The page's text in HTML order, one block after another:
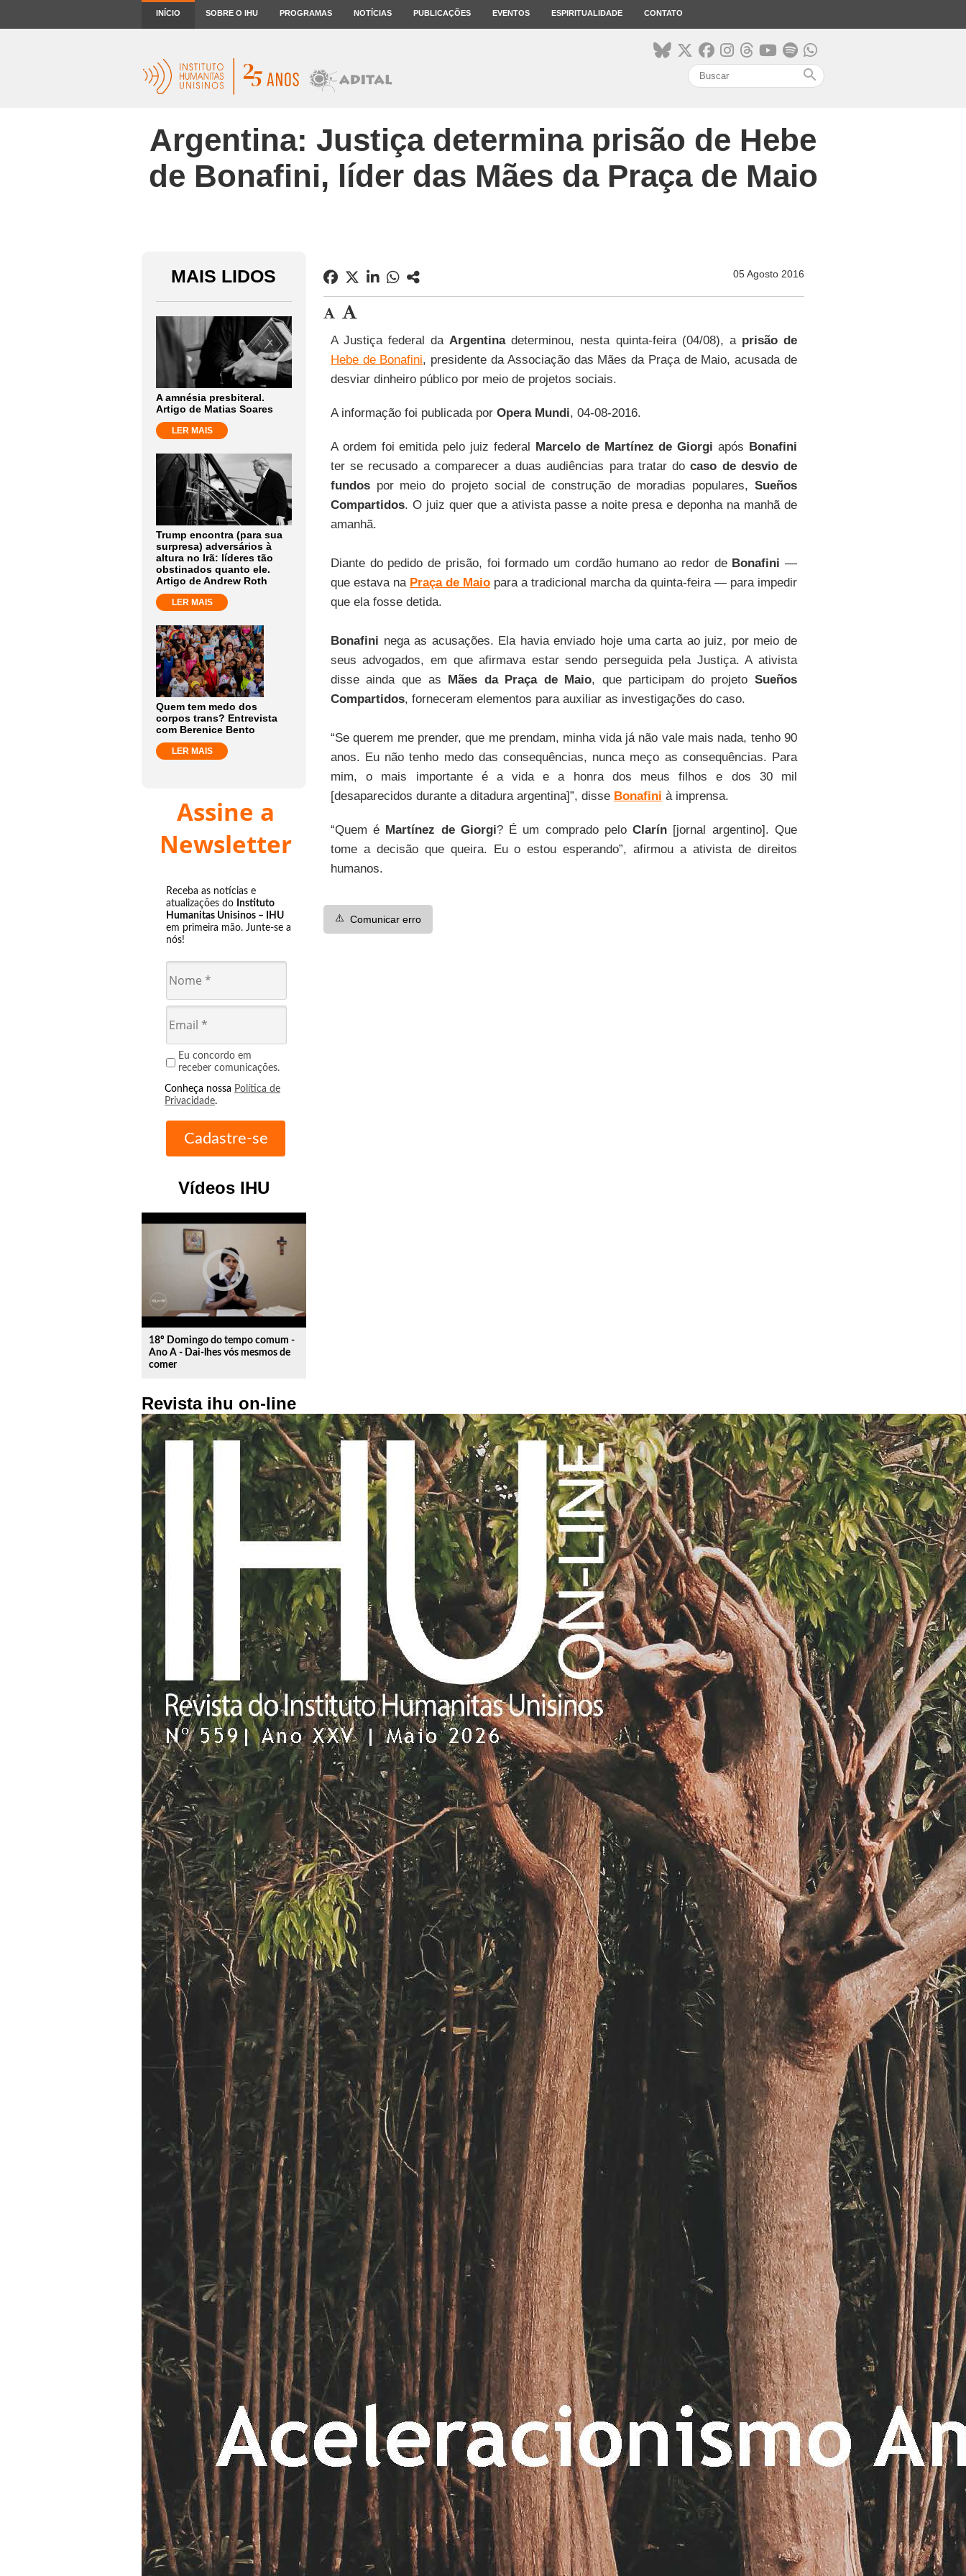
INÍCIO SOBRE O IHU PROGRAMAS NOTÍCIAS PUBLICAÇÕES EVENTOS ESPIRITUALIDADE CONTATO
search
Argentina: Justiça determina prisão de Hebe
de Bonafini, líder das Mães da Praça de Maio
MAIS LIDOS
A amnésia presbiteral.
Artigo de Matias Soares
LER MAIS
Trump encontra (para sua
surpresa) adversários à
altura no Irã: líderes tão
obstinados quanto ele.
Artigo de Andrew Roth
LER MAIS
Quem tem medo dos
corpos trans? Entrevista
com Berenice Bento
LER MAIS
Assine a
Newsletter
Receba as notícias e
atualizações do Instituto
Humanitas Unisinos – IHU
em primeira mão. Junte-se a
nós!
Eu concordo em
receber comunicações.
Conheça nossa Política de
Privacidade.
Vídeos IHU
play_circle_outline
18º Domingo do tempo comum -
Ano A - Dai-lhes vós mesmos de
comer
Revista ihu on-line
05 Agosto 2016
A Justiça federal daArgentinadeterminou, nesta quinta-feira (04/08), a prisão de
Hebe de Bonafini, presidente da Associação das Mães da Praça de Maio, acusada de
desviar dinheiro público por meio de projetos sociais.
A informação foi publicada por Opera Mundi, 04-08-2016.
A ordem foi emitida pelo juiz federal Marcelo de Martínez de Giorgi após Bonafini
ter se recusado a comparecer a duas audiências para tratar docaso de desvio de
fundospor meio do projeto social de construção de moradias populares, Sueños
Compartidos. O juiz quer que a ativista passe a noite presa e deponha na manhã de
amanhã.
Diante do pedido de prisão, foi formado um cordão humano ao redor de Bonafini —
que estava na Praça de Maiopara a tradicional marcha da quinta-feira — para impedir
que ela fosse detida.
Bonafini nega as acusações. Ela havia enviado hoje uma carta ao juiz, por meio de
seus advogados, em que afirmava estar sendo perseguida pela Justiça. A ativista
disse ainda que as Mães da Praça de Maio, que participam do projeto Sueños
Compartidos, forneceram elementos para auxiliar as investigações do caso.
“Se querem me prender, que me prendam, minha vida já não vale mais nada, tenho 90
anos. Eu não tenho medo das consequências, nunca meço as consequências. Para
mim, o mais importante é a vida e a honra dos meus filhos e dos 30 mil
[desaparecidos durante a ditadura argentina]”, disse Bonafini à imprensa.
“Quem é Martínez de Giorgi? É um comprado peloClarín [jornal argentino]. Que
tome a decisão que queira. Eu o estou esperando”, afirmou a ativista de direitos
humanos.
⚠️ Comunicar erro